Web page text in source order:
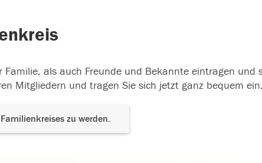
als auch Freunde und Bekannte eintragen und
Mitgliedern und tragen Sie sich jetzt ganz bequem ein.
zu werden.